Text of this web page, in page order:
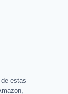
estas